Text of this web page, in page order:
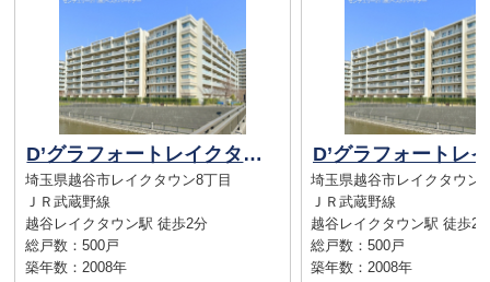
D’グラフォートレイクタウンII棟
埼玉県越谷市レイクタウン8丁目
ＪＲ武蔵野線
越谷レイクタウン駅 徒歩2分
総戸数：500戸
築年数：2008年
埼玉県越谷市レイクタウン
ＪＲ武蔵野線
越谷レイクタウン駅 徒歩2
総戸数：500戸
築年数：2008年